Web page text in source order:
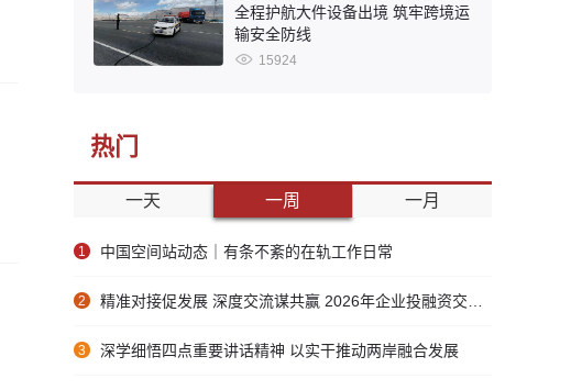
全程护航大件设备出境 筑牢跨境运
输安全防线
15924
热门
一天 一周 一月
1 中国空间站动态｜有条不紊的在轨工作日常
2 精准对接促发展 深度交流谋共赢 2026年企业投融资交流活动第二期圆满举行
3 深学细悟四点重要讲话精神 以实干推动两岸融合发展